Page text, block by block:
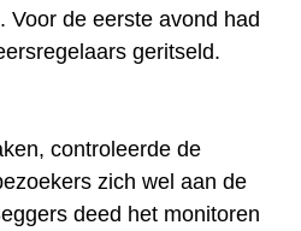
Voor de eerste avond had
geritseld.
controleerde de
zich wel aan de
deed het monitoren